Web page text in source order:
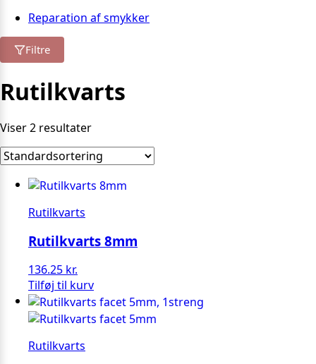
Reparation af smykker
Filtre
Rutilkvarts
Viser 2 resultater
Rutilkvarts
Rutilkvarts 8mm
136.25 kr.
Tilføj til kurv
Rutilkvarts